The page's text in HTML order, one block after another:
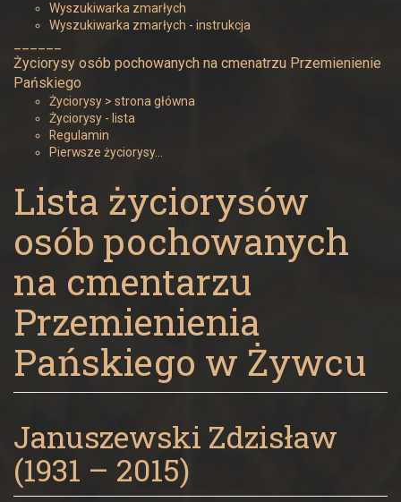
Parafia
Narodzenia
Najświętszej
Maryi
Panny
w
Żywcu
Wyszukiwarka zmarłych
Wyszukiwarka zmarłych - instrukcja
Życiorysy osób pochowanych na cmenatrzu Przemienienie
Pańskiego
Życiorysy > strona główna
Życiorysy - lista
Regulamin
Pierwsze życiorysy…
Lista życiorysów
osób pochowanych
na cmentarzu
Przemienienia
Pańskiego w Żywcu
Januszewski Zdzisław
(1931 – 2015)